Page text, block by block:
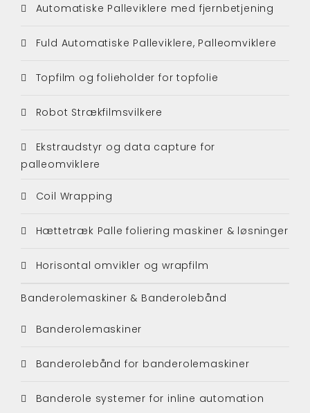
Automatiske Palleviklere med fjernbetjening
Fuld Automatiske Palleviklere, Palleomviklere
Topfilm og folieholder for topfolie
Robot Strækfilmsvilkere
Ekstraudstyr og data capture for
palleomviklere
Coil Wrapping
Hættetræk Palle foliering maskiner & løsninger
Horisontal omvikler og wrapfilm
Banderolemaskiner & Banderolebånd
Banderolemaskiner
Banderolebånd for banderolemaskiner
Banderole systemer for inline automation